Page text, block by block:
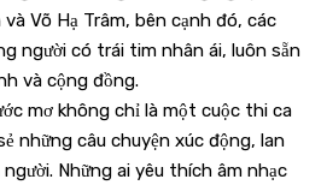
Võ Hạ Trâm, bên cạnh đó, các
người có trái tim nhân ái, luôn sẵn
và cộng đồng.
mơ không chỉ là một cuộc thi ca
những câu chuyện xúc động, lan
Những ai yêu thích âm nhạc